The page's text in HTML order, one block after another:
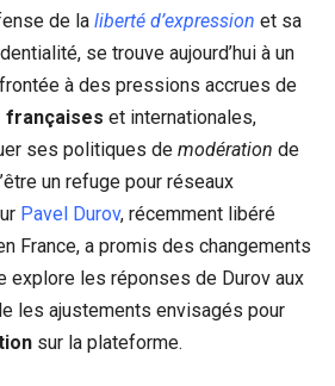
de la liberté d’expression et sa
se trouve aujourd’hui à un
à des pressions accrues de
françaises et internationales,
ses politiques de modération de
un refuge pour réseaux
Pavel Durov, récemment libéré
France, a promis des changements
explore les réponses de Durov aux
les ajustements envisagés pour
sur la plateforme.